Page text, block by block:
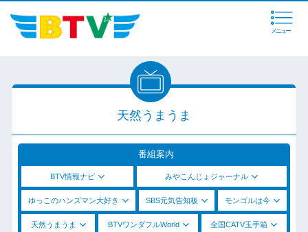
メニュー
天然うまうま
番組案内
BTV情報ナビ みやこんじょジャーナル
ゆっこのハンズマン大好き SBS元気告知板 モンゴルは今
天然うまうま BTVワンダフルWorld 全国CATV玉手箱